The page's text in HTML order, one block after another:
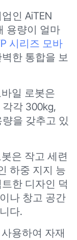
인 AiTEN
용량이 얼마
시리즈 모바
한 통합을 보
일 로봇은
각각 300kg,
을 갖추고 있
은 작고 세련
하중 지지 능
한 디자인 덕
나 창고 공간
다.
용하여 자재